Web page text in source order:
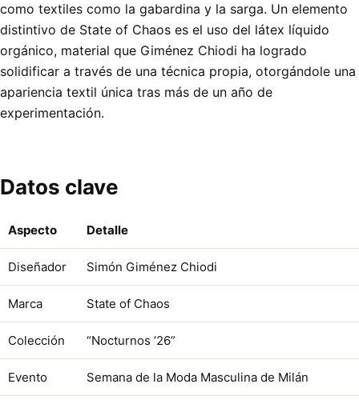
como textiles como la gabardina y la sarga. Un elemento
distintivo de State of Chaos es el uso del látex líquido
orgánico, material que Giménez Chiodi ha logrado
solidificar a través de una técnica propia, otorgándole una
apariencia textil única tras más de un año de
experimentación.
Datos clave
Aspecto Detalle
Diseñador Simón Giménez Chiodi
Marca State of Chaos
Colección “Nocturnos ’26”
Evento Semana de la Moda Masculina de Milán